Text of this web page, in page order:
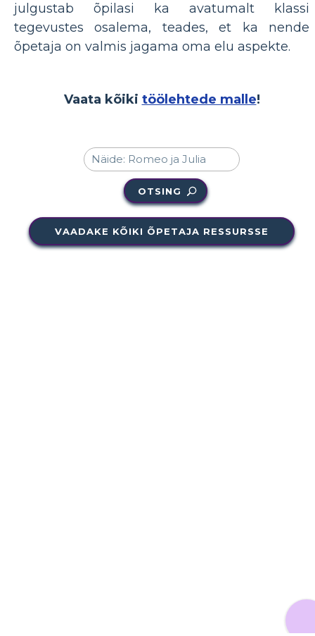
julgustab õpilasi ka avatumalt klassi
tegevustes osalema, teades, et ka nende
õpetaja on valmis jagama oma elu aspekte.
Vaata kõiki töölehtede malle!
OTSING
VAADAKE KÕIKI ÕPETAJA RESSURSSE